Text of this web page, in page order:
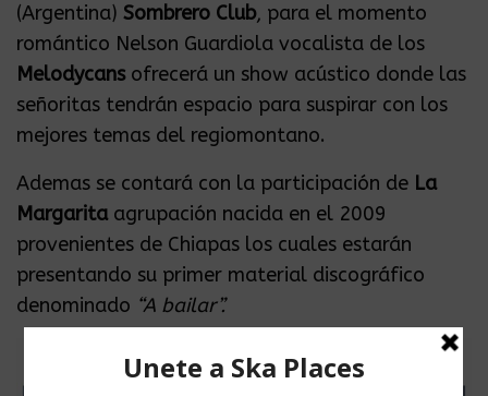
(Argentina)Sombrero Club, para el momento
romántico Nelson Guardiola vocalista de los
Melodycansofrecerá un show acústico donde las
señoritas tendrán espacio para suspirar con los
mejores temas del regiomontano.
Ademas se contará con la participación de La
Margaritaagrupación nacida en el 2009
provenientes de Chiapas los cuales estarán
presentando su primer material discográfico
denominado “A bailar”.